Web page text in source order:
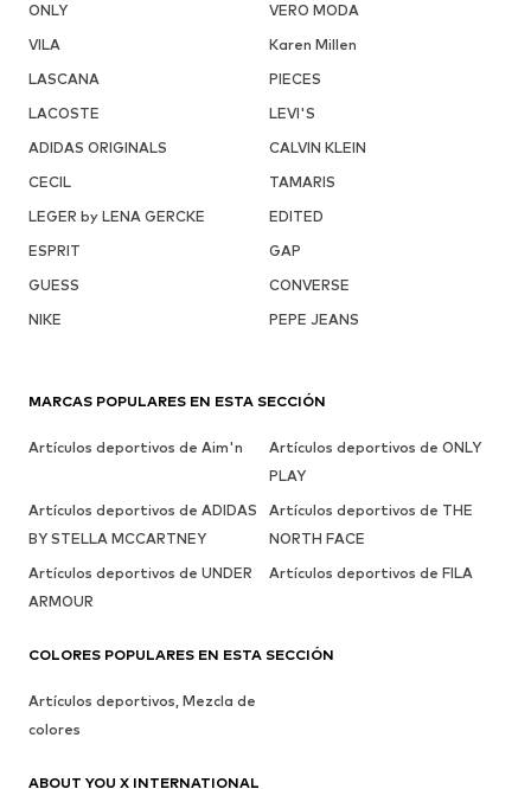
ONLY
VERO MODA
VILA
Karen Millen
LASCANA
PIECES
LACOSTE
LEVI'S
ADIDAS ORIGINALS
CALVIN KLEIN
CECIL
TAMARIS
LEGER by LENA GERCKE
EDITED
ESPRIT
GAP
GUESS
CONVERSE
NIKE
PEPE JEANS
MARCAS POPULARES EN ESTA SECCIÓN
Artículos deportivos de Aim'n
Artículos deportivos de ONLY
PLAY
Artículos deportivos de ADIDAS
BY STELLA MCCARTNEY
Artículos deportivos de THE
NORTH FACE
Artículos deportivos de UNDER
ARMOUR
Artículos deportivos de FILA
COLORES POPULARES EN ESTA SECCIÓN
Artículos deportivos, Mezcla de
colores
ABOUT YOU X INTERNATIONAL